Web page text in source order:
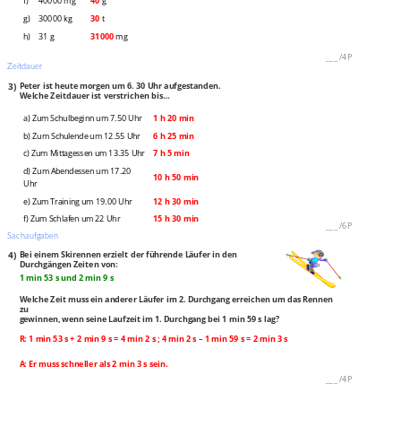
g)
30000 kg 30 t
h)
31 g 31000mg
/4P
Zeitdauer
3) Peter ist heute morgen um 6. 30 Uhr aufgestanden.
Welche Zeitdauer ist verstrichen bis…
a) Zum Schulbeginn um 7.50 Uhr
1 h 20 min
b) Zum Schulende um 12.55 Uhr
6 h 25 min
c) Zum Mittagessen um 13.35 Uhr
7 h 5 min
d) Zum Abendessen um 17.20
Uhr
10 h 50 min
e) Zum Training um 19.00 Uhr 12 h 30 min
f) Zum Schlafen um 22 Uhr 15 h 30 min
/6P
Sachaufgaben
4) Bei einem Skirennen erzielt der führende Läufer in den
Durchgängen Zeiten von:
1 min 53 s und 2 min 9 s
Welche Zeit muss ein anderer Läufer im 2. Durchgang erreichen um das Rennen
zu
gewinnen, wenn seine Laufzeit im 1. Durchgang bei 1 min 59 s lag?
R: 1 min 53 s + 2 min 9 s = 4 min 2 s ; 4 min 2 s – 1 min 59 s = 2 min 3 s
A: Er muss schneller als 2 min 3 s sein.
/4P